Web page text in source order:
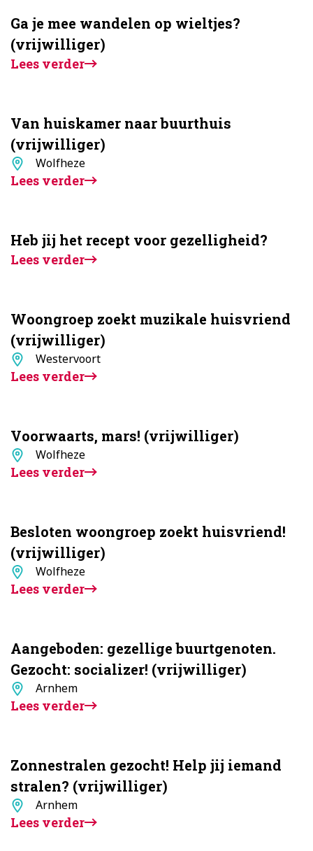
Ga je mee wandelen op wieltjes?
(vrijwilliger)
Lees verder
Van huiskamer naar buurthuis
(vrijwilliger)
Standplaats
Wolfheze
Lees verder
Heb jij het recept voor gezelligheid?
Lees verder
Woongroep zoekt muzikale huisvriend
(vrijwilliger)
Standplaats
Westervoort
Lees verder
Voorwaarts, mars! (vrijwilliger)
Standplaats
Wolfheze
Lees verder
Besloten woongroep zoekt huisvriend!
(vrijwilliger)
Standplaats
Wolfheze
Lees verder
Aangeboden: gezellige buurtgenoten.
Gezocht: socializer! (vrijwilliger)
Standplaats
Arnhem
Lees verder
Zonnestralen gezocht! Help jij iemand
stralen? (vrijwilliger)
Standplaats
Arnhem
Lees verder